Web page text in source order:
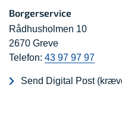
Borgerservice
Rådhusholmen 10
2670 Greve
Telefon: 43 97 97 97
Send Digital Post